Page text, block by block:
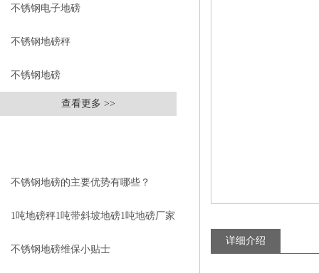
不锈钢电子地磅
不锈钢地磅秤
不锈钢地磅
查看更多 >>
不锈钢地磅的主要优势有哪些？
1吨地磅秤1吨带斜坡地磅1吨地磅厂家
1吨不锈钢磅秤价格
不锈钢地磅维保小贴士
详细介绍